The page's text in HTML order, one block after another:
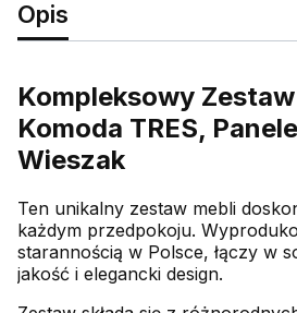
Opis
Kompleksowy
Komoda TRES,
Wieszak
Ten unikalny zestaw mebli
każdym przedpokoju.
starannością w Polsce, łączy w
jakość i elegancki design.